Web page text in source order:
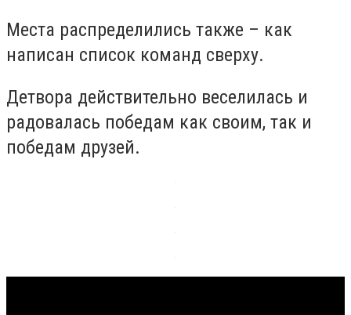
Места распределились также – как
написан список команд сверху.
Детвора действительно веселилась и
радовалась победам как своим, так и
победам друзей.